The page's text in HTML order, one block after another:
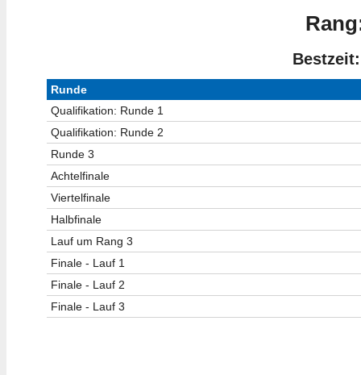
Runde
Qualifikation: Runde 1
Qualifikation: Runde 2
Runde 3
Achtelfinale
Viertelfinale
Halbfinale
Lauf um Rang 3
Finale - Lauf 1
Finale - Lauf 2
Finale - Lauf 3